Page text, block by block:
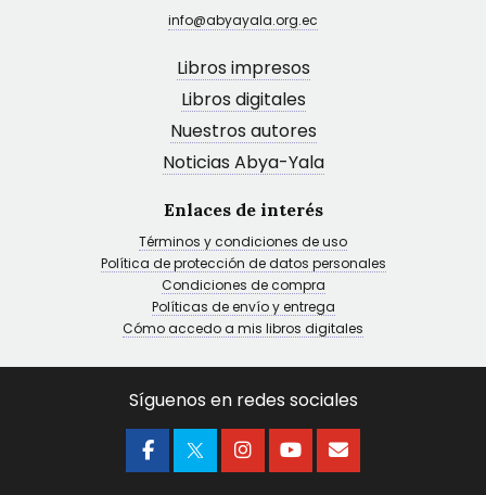
info@abyayala.org.ec
Libros impresos
Libros digitales
Nuestros autores
Noticias Abya-Yala
Enlaces de interés
Términos y condiciones de uso
Política de protección de datos personales
Condiciones de compra
Políticas de envío y entrega
Cómo accedo a mis libros digitales
Síguenos en redes sociales